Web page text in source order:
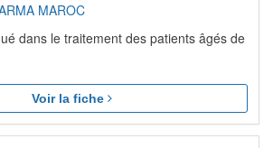
MAROC
dans le traitement des patients âgés de
Voir la fiche